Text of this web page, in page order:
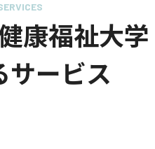
康福祉大学
サービス